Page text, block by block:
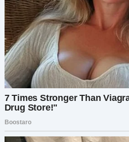
В конце концов, ему
взял кредит, чтобы
Это было непросто — но он
это не была идеальная
правильном направлении.
Через несколько недель я
Марисой, попивая чай и
что произошло.